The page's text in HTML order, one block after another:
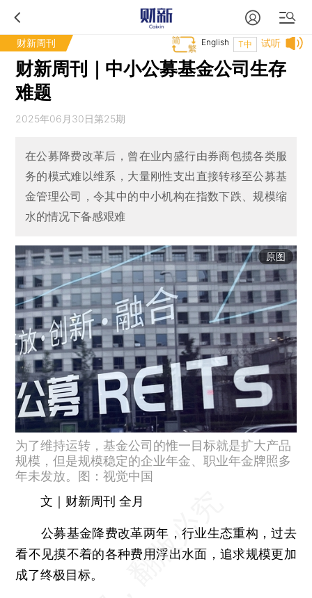
财新周刊 试听
T中
English
财新周刊｜中小公募基金公司生存
难题
2025年06月30日第25期
在公募降费改革后，曾在业内盛行由券商包揽各类服
务的模式难以维系，大量刚性支出直接转移至公募基
金管理公司，令其中的中小机构在指数下跌、规模缩
水的情况下备感艰难
原图
为了维持运转，基金公司的惟一目标就是扩大产品
规模，但是规模稳定的企业年金、职业年金牌照多
年未发放。图：视觉中国
文｜财新周刊 全月
公募基金降费改革两年，行业生态重构，过去
看不见摸不着的各种费用浮出水面，追求规模更加
成了终极目标。